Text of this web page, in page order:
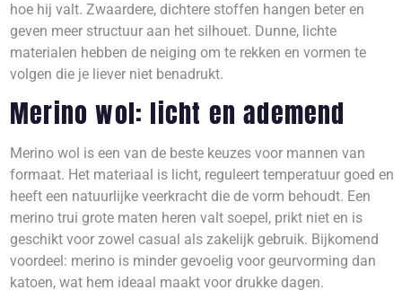
hoe hij valt. Zwaardere, dichtere stoffen hangen beter en
geven meer structuur aan het silhouet. Dunne, lichte
materialen hebben de neiging om te rekken en vormen te
volgen die je liever niet benadrukt.
Merino wol: licht en ademend
Merino wol is een van de beste keuzes voor mannen van
formaat. Het materiaal is licht, reguleert temperatuur goed en
heeft een natuurlijke veerkracht die de vorm behoudt. Een
merino trui grote maten heren valt soepel, prikt niet en is
geschikt voor zowel casual als zakelijk gebruik. Bijkomend
voordeel: merino is minder gevoelig voor geurvorming dan
katoen, wat hem ideaal maakt voor drukke dagen.